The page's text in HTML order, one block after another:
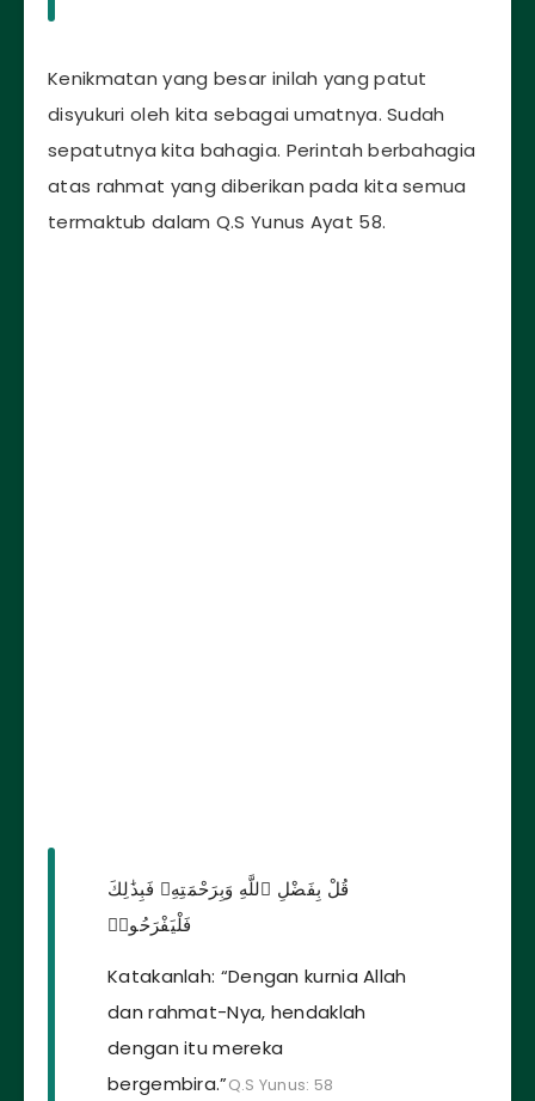
Kenikmatan yang besar inilah yang patut
disyukuri oleh kita sebagai umatnya. Sudah
sepatutnya kita bahagia. Perintah berbahagia
atas rahmat yang diberikan pada kita semua
termaktub dalam Q.S Yunus Ayat 58.
قُلْ بِفَضْلِ ٱللَّهِ وَبِرَحْمَتِهِۦ فَبِذَٰلِكَ
فَلْيَفْرَحُوا۟
Katakanlah: “Dengan kurnia Allah
dan rahmat-Nya, hendaklah
dengan itu mereka
bergembira.”Q.S Yunus: 58